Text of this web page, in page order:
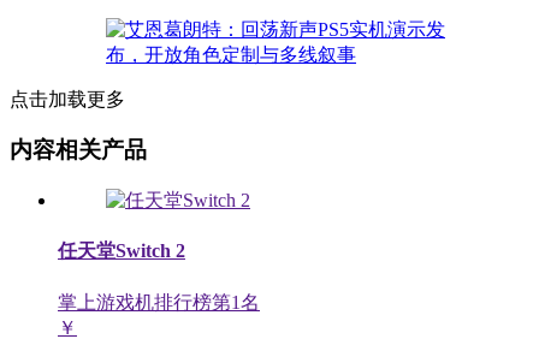
点击加载更多
内容相关产品
任天堂Switch 2
掌上游戏机排行榜第1名
￥